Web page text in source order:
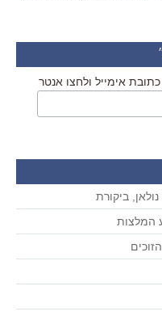
כתובת אימייל ולחצו אנטר
ביקורת